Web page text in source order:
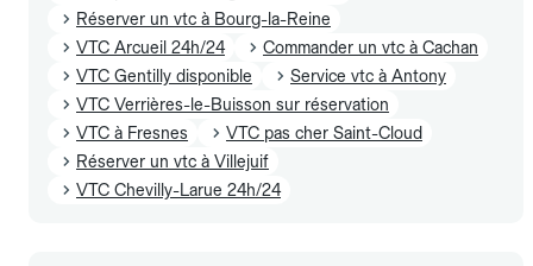
Réserver un vtc à Bourg-la-Reine
VTC Arcueil 24h/24
Commander un vtc à Cachan
VTC Gentilly disponible
Service vtc à Antony
VTC Verrières-le-Buisson sur réservation
VTC à Fresnes
VTC pas cher Saint-Cloud
Réserver un vtc à Villejuif
VTC Chevilly-Larue 24h/24